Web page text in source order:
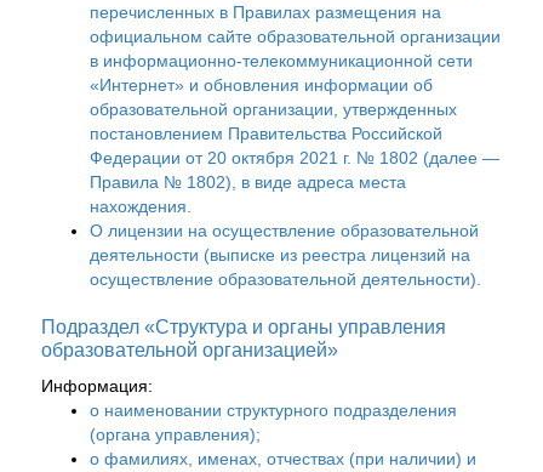
перечисленных в Правилах размещения на
официальном сайте образовательной организации
в информационно-телекоммуникационной сети
«Интернет» и обновления информации об
образовательной организации, утвержденных
постановлением Правительства Российской
Федерации от 20 октября 2021 г. № 1802 (далее —
Правила № 1802), в виде адреса места
нахождения.
О лицензии на осуществление образовательной
деятельности (выписке из реестра лицензий на
осуществление образовательной деятельности).
Подраздел «Структура и органы управления
образовательной организацией»
Информация:
о наименовании структурного подразделения
(органа управления);
о фамилиях, именах, отчествах (при наличии) и